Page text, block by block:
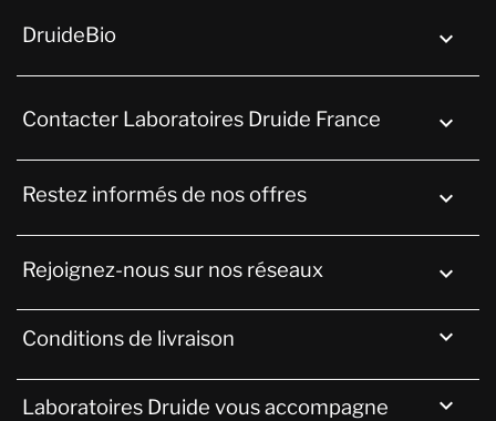
DruideBio 
Contacter Laboratoires Druide France keyboard_arrow_down
Restez informés de nos offres 
Rejoignez-nous sur nos réseaux 
Conditions de livraison 
Laboratoires Druide vous accompagne 